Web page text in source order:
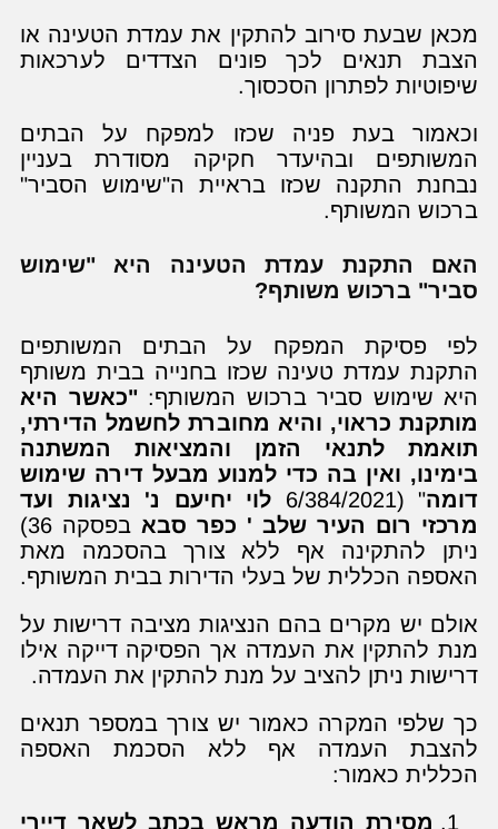
מכאן שבעת סירוב להתקין את עמדת הטעינה או
הצבת תנאים לכך פונים הצדדים לערכאות
שיפוטיות לפתרון הסכסוך.
וכאמור בעת פניה שכזו למפקח על הבתים
המשותפים ובהיעדר חקיקה מסודרת בעניין
נבחנת התקנה שכזו בראיית ה"שימוש הסביר"
ברכוש המשותף.
האם התקנת עמדת הטעינה היא "שימוש
סביר" ברכוש משותף?
לפי פסיקת המפקח על הבתים המשותפים
התקנת עמדת טעינה שכזו בחנייה בבית משותף
היא שימוש סביר ברכוש המשותף:"כאשר היא
מותקנת כראוי, והיא מחוברת לחשמל הדירתי,
תואמת לתנאי הזמן והמציאות המשתנה
בימינו, ואין בה כדי למנוע מבעל דירה שימוש
דומה" (6/384/2021
לוי יחיעם נ' נציגות ועד
מרכזי רום העיר שלב ' כפר סבא
בפסקה 36)
ניתן להתקינה אף ללא צורך בהסכמה מאת
האספה הכללית של בעלי הדירות בבית המשותף.
אולם יש מקרים בהם הנציגות מציבה דרישות על
מנת להתקין את העמדה אך הפסיקה דייקה אילו
דרישות ניתן להציב על מנת להתקין את העמדה.
כך שלפי המקרה כאמור יש צורך במספר תנאים
להצבת העמדה אף ללא הסכמת האספה
הכללית כאמור:
מסירת הודעה מראש בכתב לשאר דיירי